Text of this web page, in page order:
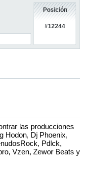
Posición
#12244
las producciones
Hodon, Dj Phoenix,
Pdlck,
Vzen, Zewor Beats y